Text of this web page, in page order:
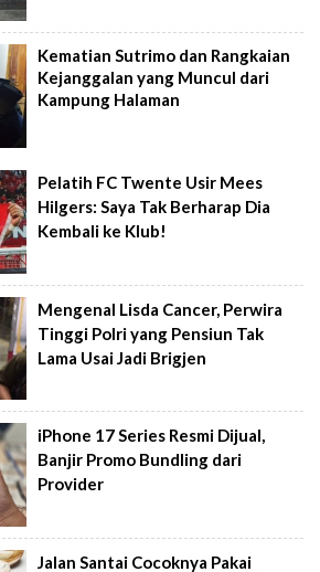
Kematian Sutrimo dan Rangkaian
Kejanggalan yang Muncul dari
Kampung Halaman
Pelatih FC Twente Usir Mees
Hilgers: Saya Tak Berharap Dia
Kembali ke Klub!
Mengenal Lisda Cancer, Perwira
Tinggi Polri yang Pensiun Tak
Lama Usai Jadi Brigjen
iPhone 17 Series Resmi Dijual,
Banjir Promo Bundling dari
Provider
Jalan Santai Cocoknya Pakai